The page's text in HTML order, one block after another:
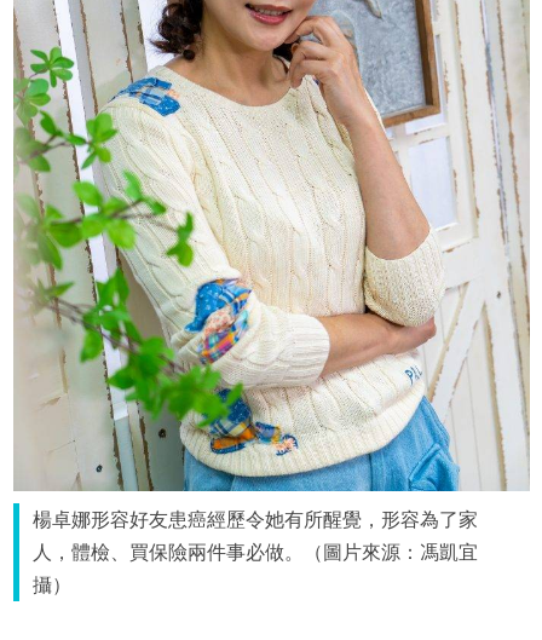
楊卓娜形容好友患癌經歷令她有所醒覺，形容為了家
人，體檢、買保險兩件事必做。（圖片來源：馮凱宜
攝）